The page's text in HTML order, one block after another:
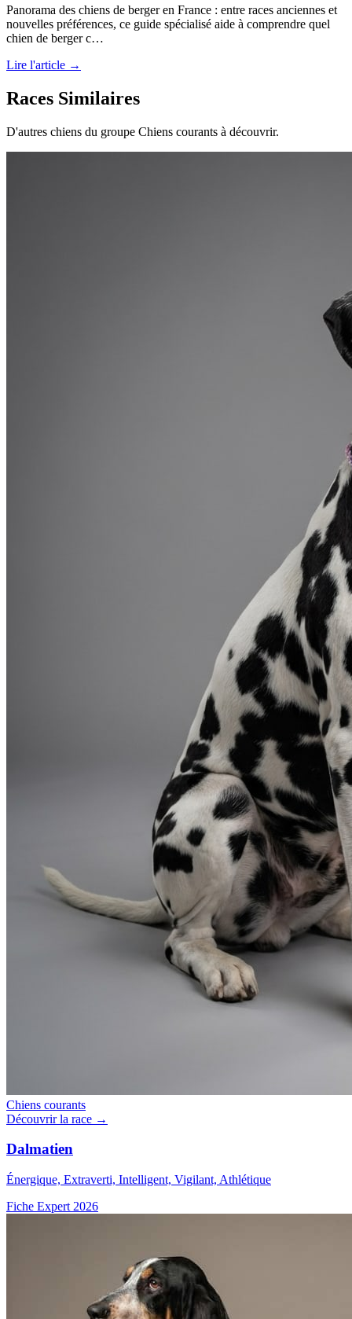
Panorama des chiens de berger en France : entre races anciennes et
nouvelles préférences, ce guide spécialisé aide à comprendre quel
chien de berger c…
Lire l'article →
Races Similaires
D'autres chiens du groupe Chiens courants à découvrir.
Chiens courants
Découvrir la race →
Dalmatien
Énergique, Extraverti, Intelligent, Vigilant, Athlétique
Fiche Expert 2026